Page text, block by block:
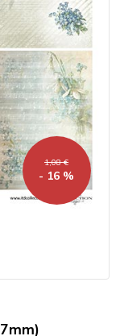
1,08 €
- 16 %